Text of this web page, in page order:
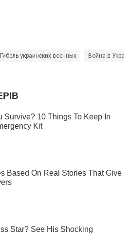
Гибель украинских военных Война в